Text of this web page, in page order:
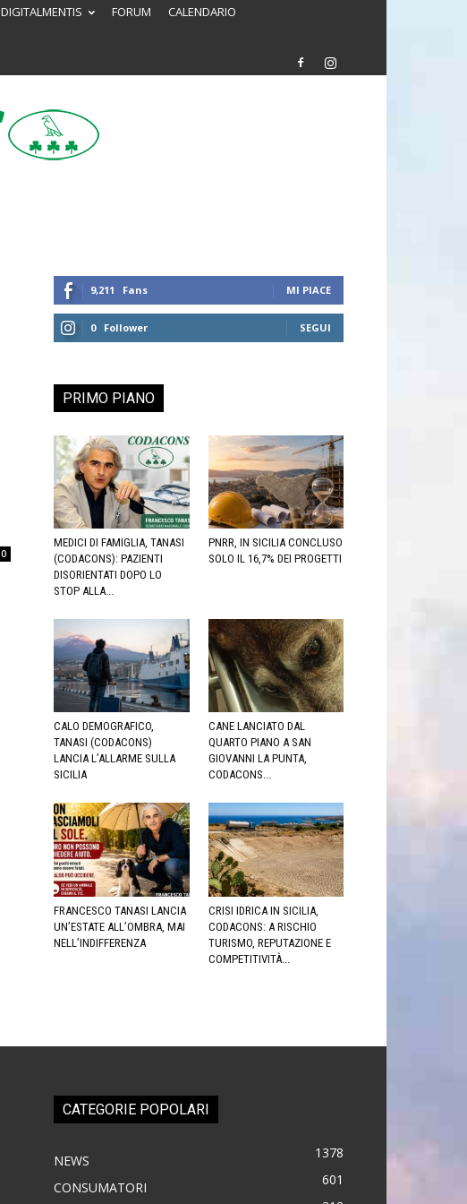
DIGITALMENTIS FORUM
CALENDARIO
0
9,211 Fans MI PIACE
0 Follower SEGUI
PRIMO PIANO
MEDICI DI FAMIGLIA, TANASI
(CODACONS): PAZIENTI
DISORIENTATI DOPO LO
STOP ALLA...
PNRR, IN SICILIA CONCLUSO
SOLO IL 16,7% DEI PROGETTI
CALO DEMOGRAFICO,
TANASI (CODACONS)
LANCIA L’ALLARME SULLA
SICILIA
CANE LANCIATO DAL
QUARTO PIANO A SAN
GIOVANNI LA PUNTA,
CODACONS...
FRANCESCO TANASI LANCIA
UN’ESTATE ALL’OMBRA, MAI
NELL’INDIFFERENZA
CRISI IDRICA IN SICILIA,
CODACONS: A RISCHIO
TURISMO, REPUTAZIONE E
COMPETITIVITÀ...
CATEGORIE POPOLARI
NEWS 1378
CONSUMATORI
601